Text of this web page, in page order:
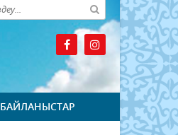
БАЙЛАНЫСТАР